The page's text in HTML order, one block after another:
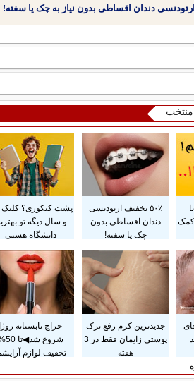
منتخب
۵۰٪ تخفیف ارتودنسی
دندان اقساطی بدون
چک یا سفته!
پشت کنکوری؟ کلیک
و سال دیگه تو
دانشگاه هستی
جدیدترین کرم رفع ترک
پوستی زایمان فقط در 3
هفته
حراج تابستانه روژا
شروع
تخفیف لوازم